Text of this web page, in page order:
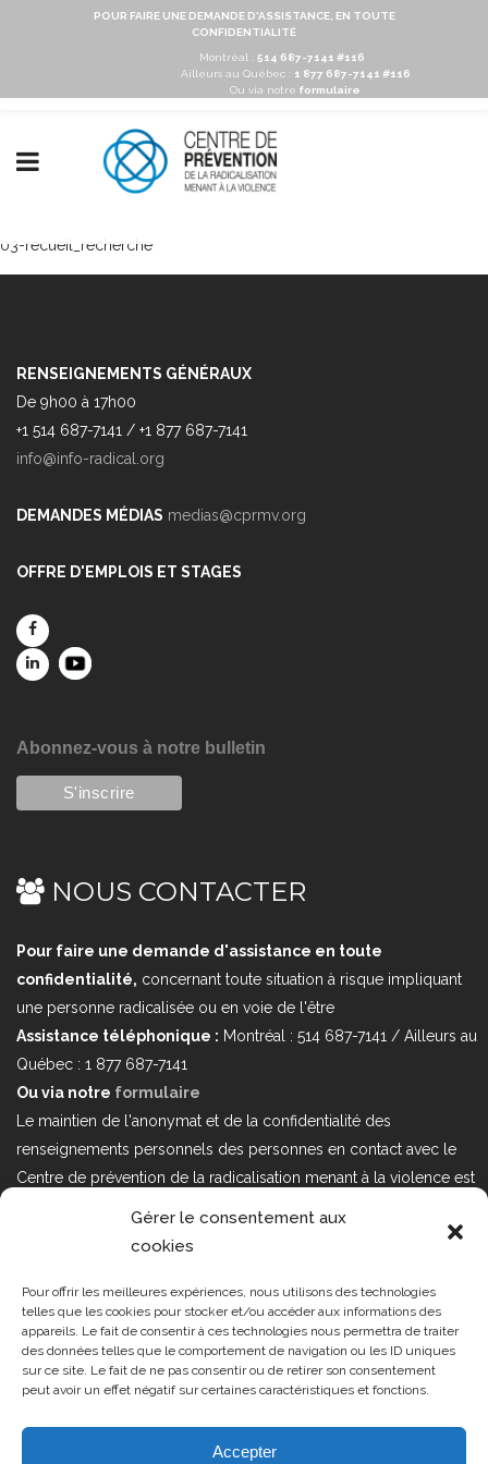
Gérer le consentement aux
cookies
Pour offrir les meilleures expériences, nous utilisons des technologies
telles que les cookies pour stocker et/ou accéder aux informations des
appareils. Le fait de consentir à ces technologies nous permettra de traiter
des données telles que le comportement de navigation ou les ID uniques
sur ce site. Le fait de ne pas consentir ou de retirer son consentement
peut avoir un effet négatif sur certaines caractéristiques et fonctions.
Accepter
POUR FAIRE UNE DEMANDE D'ASSISTANCE, EN TOUTE
CONFIDENTIALITÉ
Montréal : 514 687-7141 #116
Ailleurs au Québec :
1 877 687-7141 #116
Ou via notre formulaire
03-recueil_recherche
RENSEIGNEMENTS GÉNÉRAUX
De 9h00 à 17h00
+1 514 687-7141 / +1 877 687-7141
info@info-radical.org
DEMANDES MÉDIAS medias@cprmv.org
OFFRE D'EMPLOIS ET STAGES
Abonnez-vous à notre bulletin
NOUS CONTACTER
Pour faire une demande d'assistance en toute
confidentialité, concernant toute situation à risque impliquant
une personne radicalisée ou en voie de l'être
Assistance téléphonique : Montréal : 514 687-7141 / Ailleurs au
Québec : 1 877 687-7141
Ou via notre formulaire
Le maintien de l'anonymat et de la confidentialité des
renseignements personnels des personnes en contact avec le
Centre de prévention de la radicalisation menant à la violence est
d'enjeux sur la Loi 25 portant sur la protection des renseignements
nous à l'adresse courriel suivant : loi25@cprmv.org Pour en savoir
plus, consultez notrepolitique de confidentialité.
Tous droits réservés @2019
| Centre de prévention de la